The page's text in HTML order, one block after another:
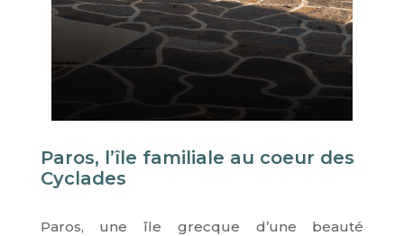
Paros, l’île familiale au coeur des
Cyclades
Paros, une île grecque d’une beauté